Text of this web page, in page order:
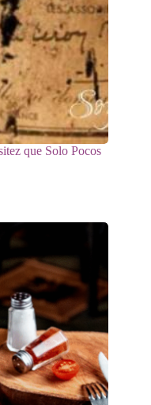
que Solo Pocos